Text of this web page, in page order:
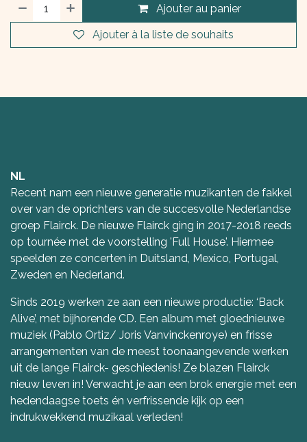
Ajouter au panier
Ajouter à la liste de souhaits
NL
Recent nam een nieuwe generatie muzikanten de fakkel
over van de oprichters van de succesvolle Nederlandse
groep Flairck. De nieuwe Flairck ging in 2017-2018 reeds
op tournée met de voorstelling 'Full House'. Hiermee
speelden ze concerten in Duitsland, Mexico, Portugal,
Zweden en Nederland.
Sinds 2019 werken ze aan een nieuwe productie: ‘Back
Alive’, met bijhorende CD. Een album met gloednieuwe
muziek (Pablo Ortiz/ Joris Vanvinckenroye) en frisse
arrangementen van de meest toonaangevende werken
uit de lange Flairck- geschiedenis! Ze blazen Flairck
nieuw leven in! Verwacht je aan een brok energie met een
hedendaagse toets én verfrissende kijk op een
indrukwekkend muzikaal verleden!